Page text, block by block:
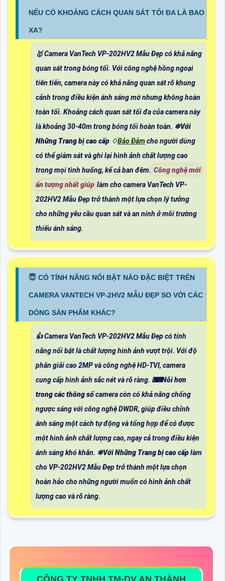
NẾU CÓ KHOẢNG CÁCH QUAN SÁT TỐI ĐA LÀ BAO
XA?
🥇 Camera VanTech VP-202HV2 Mẫu Đẹp có khả năng
quan sát trong bóng tối. Với công nghệ hồng ngoại
tiên tiến, camera này có khả năng quan sát rõ khung
cảnh trong điều kiện ánh sáng mờ nhưng không hoàn
toàn tối. Khoảng cách quan sát tối đa của camera này
là khoảng 30-40m trong bóng tối hoàn toàn. ❄Với
Những Trang bị cao cấp ♢Bảo Đảm cho người dùng
có thể giám sát và ghi lại hình ảnh chất lượng cao
trong mọi tình huống, kể cả ban đêm. Công nghệ mới
ấn tượng nhất giúp làm cho camera VanTech VP-
202HV2 Mẫu Đẹp trở thành một lựa chọn lý tưởng
cho những yêu cầu quan sát và an ninh ở môi trường
thiếu ánh sáng.
😇 CÓ TÍNH NĂNG NỔI BẬT NÀO ĐẶC BIỆT TRÊN
CAMERA VANTECH VP-2HV2 MẪU ĐẸP SO VỚI CÁC
DÒNG SẢN PHẨM KHÁC?
👍 Camera VanTech VP-202HV2 Mẫu Đẹp có tính
năng nổi bật là chất lượng hình ảnh vượt trội. Với độ
phân giải cao 2MP và công nghệ HD-TVI, camera
cung cấp hình ảnh sắc nét và rõ ràng. ⌨Nỗi hơn
trong các thông sốcamera còn có khả năng chống
ngược sáng với công nghệ DWDR, giúp điều chỉnh
ánh sáng một cách tự động và tổng hợp để có được
một hình ảnh chất lượng cao, ngay cả trong điều kiện
ánh sáng khó khăn. ❄Với Những Trang bị cao cấplàm
cho VP-202HV2 Mẫu Đẹp trở thành một lựa chọn
hoàn hảo cho những người muốn có hình ảnh chất
lượng cao và rõ ràng.